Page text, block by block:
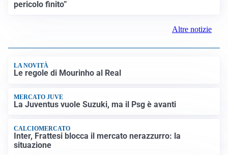
pericolo finito”
Altre notizie
LA NOVITÀ
Le regole di Mourinho al Real
MERCATO JUVE
La Juventus vuole Suzuki, ma il Psg è avanti
CALCIOMERCATO
Inter, Frattesi blocca il mercato nerazzurro: la
situazione